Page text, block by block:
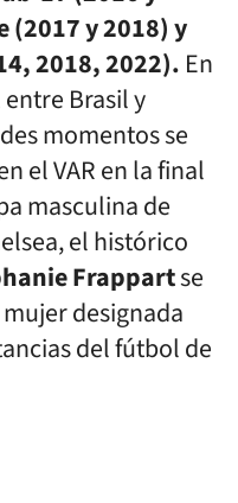
(2017 y 2018) y
2018, 2022). En
Brasil y
momentos se
el VAR en la final
masculina de
el histórico
Frappartse
designada
del fútbol de